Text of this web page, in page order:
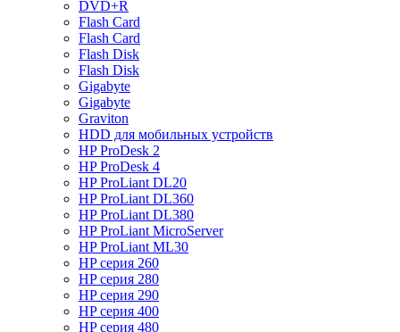
DVD+R
Flash Card
Flash Card
Flash Disk
Flash Disk
Gigabyte
Gigabyte
Graviton
HDD для мобильных устройств
HP ProDesk 2
HP ProDesk 4
HP ProLiant DL20
HP ProLiant DL360
HP ProLiant DL380
HP ProLiant MicroServer
HP ProLiant ML30
HP серия 260
HP серия 280
HP серия 290
HP серия 400
HP серия 480